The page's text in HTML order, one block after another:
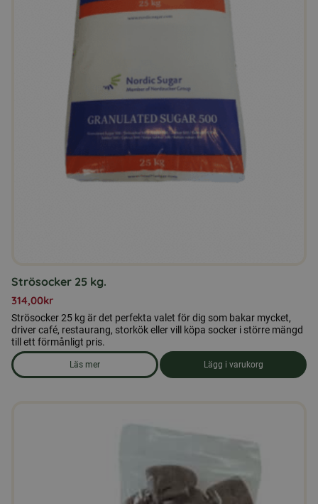
Strösocker 25 kg.
314,00kr
Strösocker 25 kg är det perfekta valet för dig som bakar mycket,
driver café, restaurang, storkök eller vill köpa socker i större mängd
till ett förmånligt pris.
Läs mer
om produkten Strösocker 25 kg.
Lägg i varukorg